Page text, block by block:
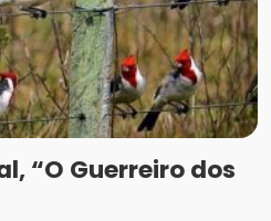
“O Guerreiro dos